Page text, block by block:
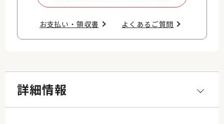
お支払い・領収書​ よくあるご質問​
詳細情報